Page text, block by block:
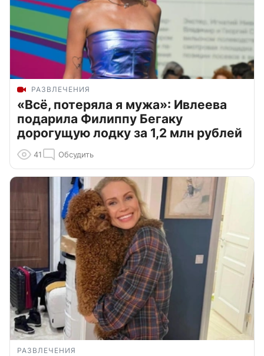
РАЗВЛЕЧЕНИЯ
«Всё, потеряла я мужа»: Ивлеева
подарила Филиппу Бегаку
дорогущую лодку за 1,2 млн рублей
41 Обсудить
РАЗВЛЕЧЕНИЯ